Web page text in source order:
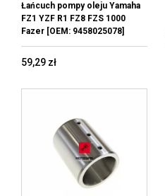
Łańcuch pompy oleju Yamaha
FZ1 YZF R1 FZ8 FZS 1000
Fazer [OEM: 9458025078]
59,29 zł